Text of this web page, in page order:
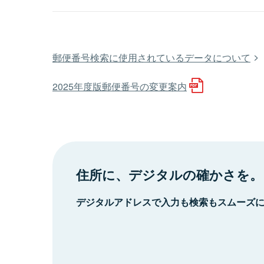
郵便番号検索に使用されているデータについて
2025年度版郵便番号の変更案内
住所に、デジタルの確かさを。
デジタルアドレスで入力も検索もスムーズ